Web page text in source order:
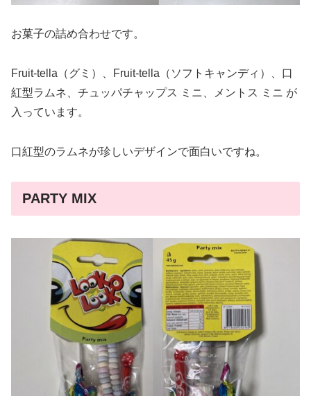
お菓子の詰め合わせです。
Fruit-tella（グミ）、Fruit-tella（ソフトキャンディ）、口
紅型ラムネ、チュッパチャップス ミニ、メントス ミニ が
入っています。
口紅型のラムネが珍しいデザインで面白いですね。
PARTY MIX